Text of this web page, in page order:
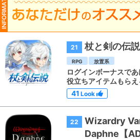
21 杖と剣の伝説
RPG 放置系
ログインボーナスで
役立ちアイテムもらえ
41 Look
22
Wizardry
Daphne【AD